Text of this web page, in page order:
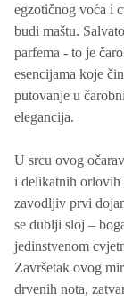
egzotičnog voća i
budi maštu.
parfema - to je
esencijama koje
putovanje u
elegancija.
U srcu ovog
i delikatnih orlovih
zavodljiv prvi
se dublji sloj –
jedinstvenom
Završetak ovog
drvenih nota,